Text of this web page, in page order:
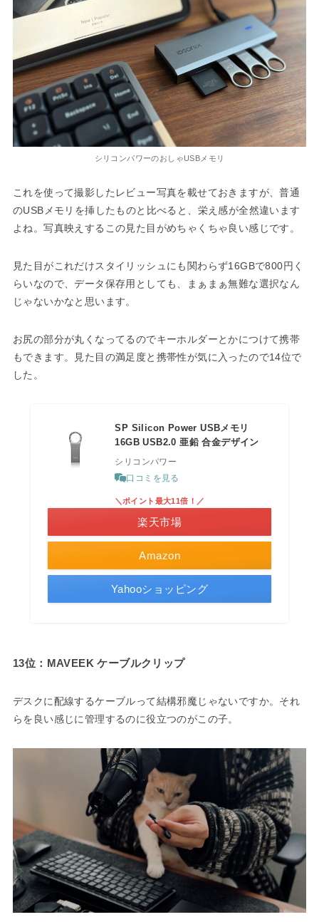
シリコンパワーのおしゃUSBメモリ
これを使って撮影したレビュー写真を載せておきますが、普通
のUSBメモリを挿したものと比べると、栄え感が全然違います
よね。写真映えするこの見た目がめちゃくちゃ良い感じです。
見た目がこれだけスタイリッシュにも関わらず16GBで800円く
らいなので、データ保存用としても、まぁまぁ無難な選択なん
じゃないかなと思います。
お尻の部分が丸くなってるのでキーホルダーとかにつけて携帯
もできます。見た目の満足度と携帯性が気に入ったので14位で
した。
SP Silicon Power USBメモリ
16GB USB2.0 亜鉛 合金デザイン
シリコンパワー
口コミを見る
Amazon
＼ポイント最大11倍！／
楽天市場
Yahooショッピング
13位：MAVEEK ケーブルクリップ
デスクに配線するケーブルって結構邪魔じゃないですか。それ
らを良い感じに管理するのに役立つのがこの子。